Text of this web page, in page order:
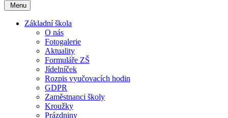
Menu
Základní škola
O nás
Fotogalerie
Aktuality
Formuláře ZŠ
Jídelníček
Rozpis vyučovacích hodin
GDPR
Zaměstnanci školy
Kroužky
Prázdniny